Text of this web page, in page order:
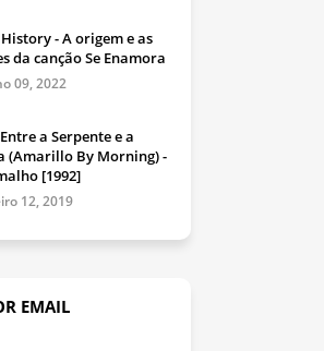
- A origem e as
da canção Se Enamora
09, 2022
a Serpente e a
(Amarillo By Morning) -
[1992]
12, 2019
EMAIL